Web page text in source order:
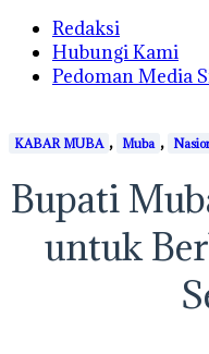
Redaksi
Hubungi Kami
Pedoman Media
KABAR MUBA , Muba ,
Bupati
untuk